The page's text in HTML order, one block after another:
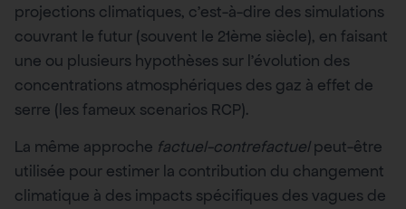
projections climatiques, c’est-à-dire des simulations
couvrant le futur (souvent le 21ème siècle), en faisant
une ou plusieurs hypothèses sur l’évolution des
concentrations atmosphériques des gaz à effet de
serre (les fameux scenarios RCP).
La même approche factuel-contrefactuelpeut-être
utilisée pour estimer la contribution du changement
climatique à des impacts spécifiques des vagues de